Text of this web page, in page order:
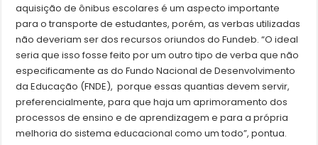
aquisição de ônibus escolares é um aspecto importante
para o transporte de estudantes, porém, as verbas utilizadas
não deveriam ser dos recursos oriundos do Fundeb. “O ideal
seria que isso fosse feito por um outro tipo de verba que não
especificamente as do Fundo Nacional de Desenvolvimento
da Educação (FNDE), porque essas quantias devem servir,
preferencialmente, para que haja um aprimoramento dos
processos de ensino e de aprendizagem e para a própria
melhoria do sistema educacional como um todo”, pontua.